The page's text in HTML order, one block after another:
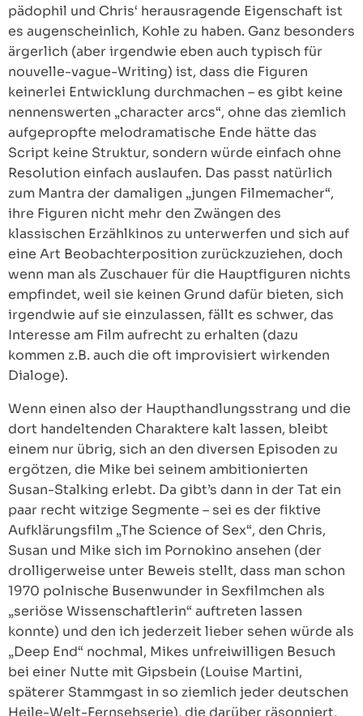
pädophil und Chris‘ herausragende Eigenschaft ist
es augenscheinlich, Kohle zu haben. Ganz besonders
ärgerlich (aber irgendwie eben auch typisch für
nouvelle-vague-Writing) ist, dass die Figuren
keinerlei Entwicklung durchmachen – es gibt keine
nennenswerten „character arcs“, ohne das ziemlich
aufgepropfte melodramatische Ende hätte das
Script keine Struktur, sondern würde einfach ohne
Resolution einfach auslaufen. Das passt natürlich
zum Mantra der damaligen „jungen Filmemacher“,
ihre Figuren nicht mehr den Zwängen des
klassischen Erzählkinos zu unterwerfen und sich auf
eine Art Beobachterposition zurückzuziehen, doch
wenn man als Zuschauer für die Hauptfiguren nichts
empfindet, weil sie keinen Grund dafür bieten, sich
irgendwie auf sie einzulassen, fällt es schwer, das
Interesse am Film aufrecht zu erhalten (dazu
kommen z.B. auch die oft improvisiert wirkenden
Dialoge).
Wenn einen also der Haupthandlungsstrang und die
dort handeltenden Charaktere kalt lassen, bleibt
einem nur übrig, sich an den diversen Episoden zu
ergötzen, die Mike bei seinem ambitionierten
Susan-Stalking erlebt. Da gibt’s dann in der Tat ein
paar recht witzige Segmente – sei es der fiktive
Aufklärungsfilm „The Science of Sex“, den Chris,
Susan und Mike sich im Pornokino ansehen (der
drolligerweise unter Beweis stellt, dass man schon
1970 polnische Busenwunder in Sexfilmchen als
„seriöse Wissenschaftlerin“ auftreten lassen
konnte) und den ich jederzeit lieber sehen würde als
„Deep End“ nochmal, Mikes unfreiwilligen Besuch
bei einer Nutte mit Gipsbein (Louise Martini,
späterer Stammgast in so ziemlich jeder deutschen
Heile-Welt-Fernsehserie), die darüber räsonniert,